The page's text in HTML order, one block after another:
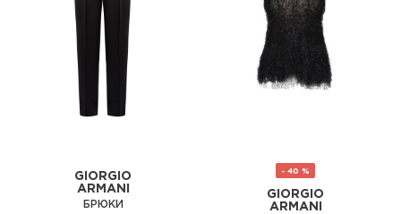
GIORGIO
ARMANI
БРЮКИ
- 40 %
GIORGIO
ARMANI